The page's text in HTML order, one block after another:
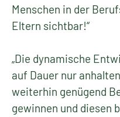
Menschen in der
Eltern sichtbar!“
„Die dynamische
auf Dauer nur
weiterhin genügend
gewinnen und diesen